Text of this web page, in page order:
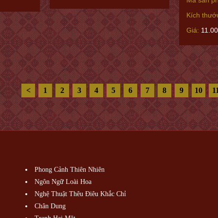
Kích
Giá:
< 1 2 3 4 5 6 7 8 9 10
Phong Cảnh Thiên Nhiên
Ngôn Ngữ Loài Hoa
Nghệ Thuật Thêu Điêu Khắc Chỉ
Chân Dung